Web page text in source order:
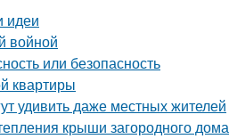
идеи
войной
или безопасность
квартиры
удивить даже местных жителей
крыши загородного дома